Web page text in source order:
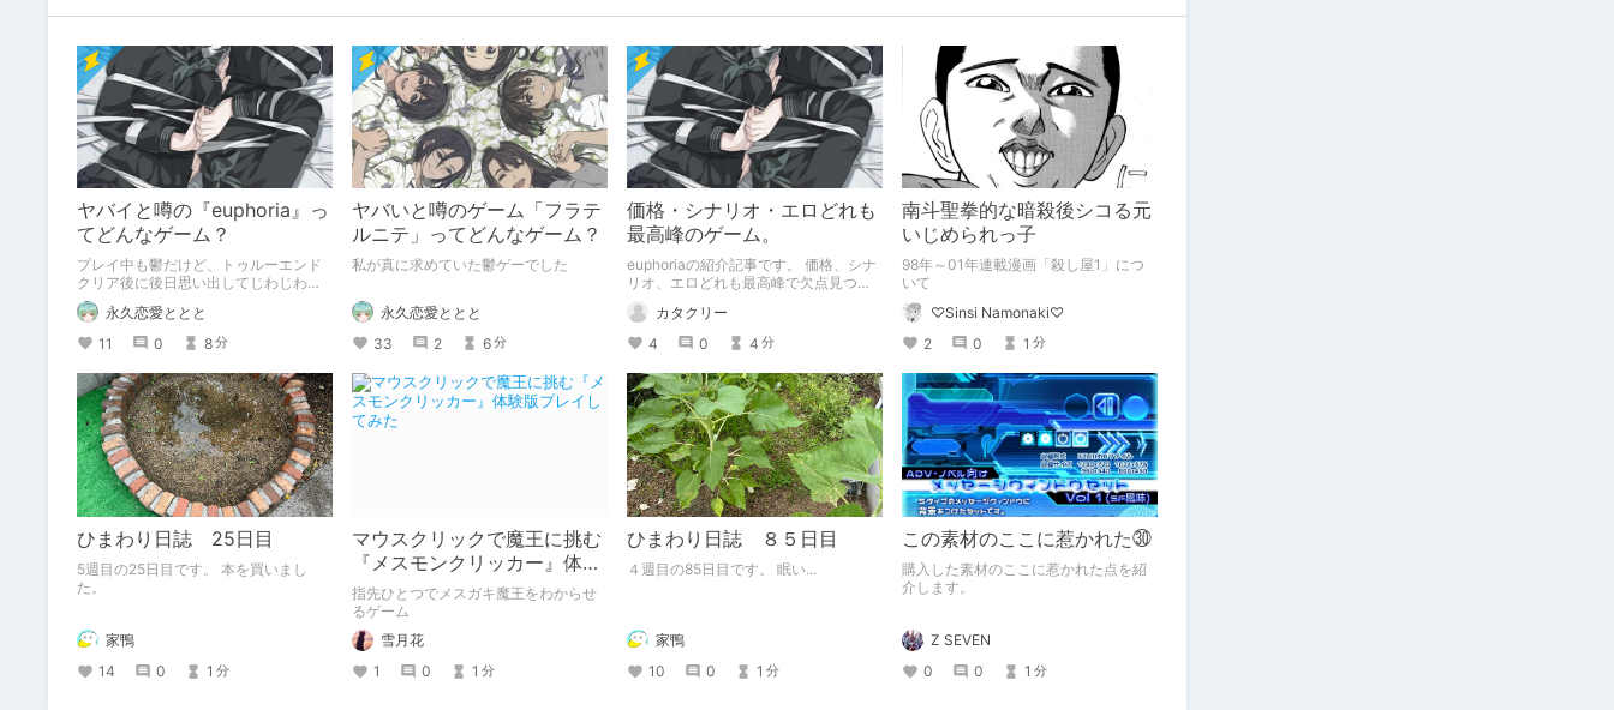
ヤバイと噂の『euphoria』っ
てどんなゲーム？
プレイ中も鬱だけど、トゥルーエンド
クリア後に後日思い出してじわじわく
る鬱ゲー
永久恋愛ととと
11
0 8分
ヤバいと噂のゲーム「フラテ
ルニテ」ってどんなゲーム？
私が真に求めていた鬱ゲーでした
永久恋愛ととと
33
2 6分
価格・シナリオ・エロどれも
最高峰のゲーム。
euphoriaの紹介記事です。 価格、シナ
リオ、エロどれも最高峰で欠点見つか
らないです(マジ) シナリオのネタバレ
ちょっと含みます。 プレイのネタバレ
まぁまぁ含みます。
カタクリー
4
0 4 分
南斗聖拳的な暗殺後シコる元
いじめられっ子
98年～01年連載漫画「殺し屋1」につ
いて
♡Sinsi Namonaki♡
2
0 1 分
ひまわり日誌 25日目
5週目の25日目です。 本を買いまし
た。
家鴨
14
0 1 分
マウスクリックで魔王に挑む
『メスモンクリッカー』体験
版プレイしてみた
指先ひとつでメスガキ魔王をわからせ
るゲーム
雪月花
1
0 1 分
ひまわり日誌 ８５日目
４週目の85日目です。 眠い...
家鴨
10
0 1 分
この素材のここに惹かれた㉚
購入した素材のここに惹かれた点を紹
介します。
Z SEVEN
0
0 1 分